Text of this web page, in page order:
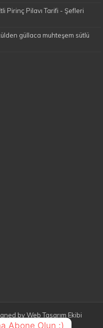
Pirinç Pilavı Tarifi - Şefleri
güllaca muhteşem sütlü
byWeb Tasarım Ekibi
Abone Olun :)